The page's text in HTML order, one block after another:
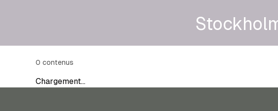
0 contenus
Chargement…